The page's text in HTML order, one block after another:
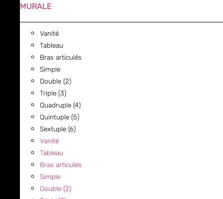
MURALE
Vanité
Tableau
Bras articulés
Simple
Double (2)
Triple (3)
Quadruple (4)
Quintuple (5)
Sextuple (6)
Vanité
Tableau
Bras articulés
Simple
Double (2)